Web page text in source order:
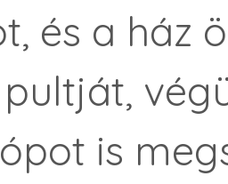
és a ház
pultját,
is